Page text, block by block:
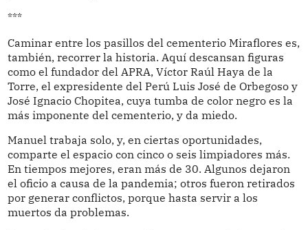
***
Caminar entre los pasillos del cementerio Miraflores es,
también, recorrer la historia. Aquí descansan figuras
como el fundador del APRA, Víctor Raúl Haya de la
Torre, el expresidente del Perú Luis José de Orbegoso y
José Ignacio Chopitea, cuya tumba de color negro es la
más imponente del cementerio, y da miedo.
Manuel trabaja solo, y, en ciertas oportunidades,
comparte el espacio con cinco o seis limpiadores más.
En tiempos mejores, eran más de 30. Algunos dejaron
el oficio a causa de la pandemia; otros fueron retirados
por generar conflictos, porque hasta servir a los
muertos da problemas.